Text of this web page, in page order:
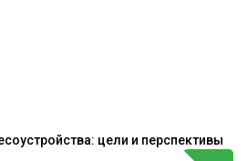
цели и перспективы